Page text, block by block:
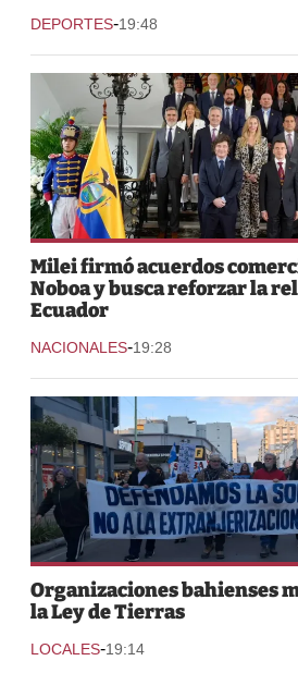
DEPORTES-19:48
Milei firmó acuerdos
Noboa y busca reforzar la
Ecuador
NACIONALES-19:28
Organizaciones bahienses
la Ley de Tierras
LOCALES-19:14